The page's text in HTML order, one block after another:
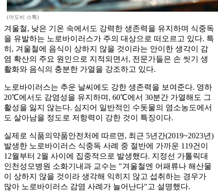
(어도비 스톡)
겨울철, 낮은 기온 속에서도 강력한 생존력을 유지하며 식중독
을 유발하는 노로바이러스가 주의 대상으로 떠오르고 있다. 특
히, 겨울철에 음식이 상하지 않을 것이라는 안이한 생각이 감
염 확산의 주요 원인으로 지적되면서, 전문가들은 손 씻기 생
활화와 음식의 충분한 가열을 강조하고 있다.
노로바이러스는 추운 날씨에도 강한 생존력을 보여준다. 영하
20℃에서도 감염성을 유지하며, 60℃에서 30분간 가열해도 그
활성을 잃지 않는다. 심지어 일반적인 수돗물의 염소농도에서
도 살아남을 정도로 저항력이 강한 것이 특징이다.
실제로 식품의약품안전처에 따르면, 최근 5년간(2019~2023년)
발생한 노로바이러스 식중독 사례 중 절반에 가까운 119건이
12월부터 2월 사이에 집중적으로 발생했다. 지정선 가톨릭대
인천성모병원 소화기내과 교수는 "겨울철엔 어패류나 해산물
이 상하지 않을 것이라 생각해 익히지 않고 섭취하는 경우가
많아 노로바이러스 감염 사례가 늘어난다"고 설명했다.